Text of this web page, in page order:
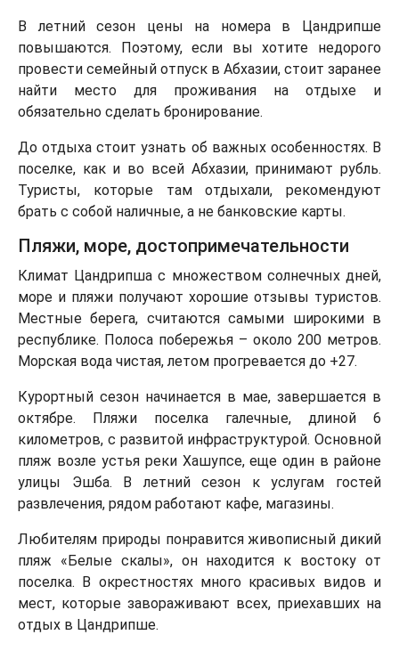
В летний сезон цены на номера в Цандрипше
повышаются. Поэтому, если вы хотите недорого
провести семейный отпуск в Абхазии, стоит заранее
найти место для проживания на отдыхе и
обязательно сделать бронирование.
До отдыха стоит узнать об важных особенностях. В
поселке, как и во всей Абхазии, принимают рубль.
Туристы, которые там отдыхали, рекомендуют
брать с собой наличные, а не банковские карты.
Пляжи, море, достопримечательности
Климат Цандрипша с множеством солнечных дней,
море и пляжи получают хорошие отзывы туристов.
Местные берега, считаются самыми широкими в
республике. Полоса побережья – около 200 метров.
Морская вода чистая, летом прогревается до +27.
Курортный сезон начинается в мае, завершается в
октябре. Пляжи поселка галечные, длиной 6
километров, с развитой инфраструктурой. Основной
пляж возле устья реки Хашупсе, еще один в районе
улицы Эшба. В летний сезон к услугам гостей
развлечения, рядом работают кафе, магазины.
Любителям природы понравится живописный дикий
пляж «Белые скалы», он находится к востоку от
поселка. В окрестностях много красивых видов и
мест, которые завораживают всех, приехавших на
отдых в Цандрипше.